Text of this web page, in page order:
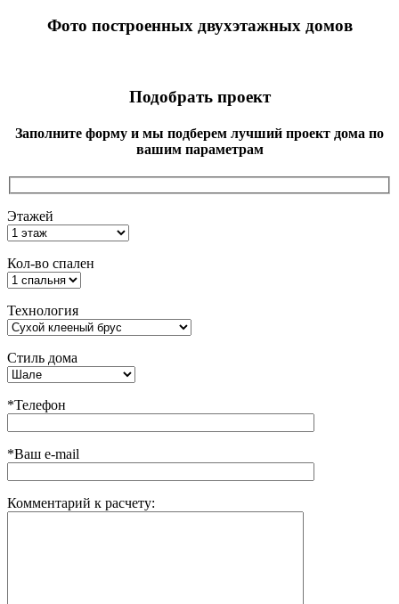
Фото построенных двухэтажных домов
Подобрать проект
Заполните форму и мы подберем лучший проект дома по
вашим параметрам
Этажей
Кол-во спален
Технология
Стиль дома
*Телефон
*Ваш e-mail
Комментарий к расчету: